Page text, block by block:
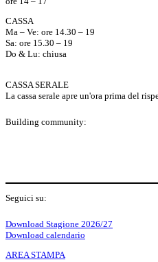
CASSA
Ma – Ve: ore 14.30 – 19
Sa: ore 15.30 – 19
Do & Lu: chiusa
CASSA SERALE
La cassa serale apre un'ora prima del
Building community:
P
L
Seguici su:
Y
Download Stagione 2026/27
Download calendario
AREA STAMPA